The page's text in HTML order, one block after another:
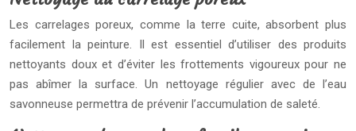
Les carrelages poreux, comme la terre cuite, absorbent plus
facilement la peinture. Il est essentiel d’utiliser des produits
nettoyants doux et d’éviter les frottements vigoureux pour ne
pas abîmer la surface. Un nettoyage régulier avec de l’eau
savonneuse permettra de prévenir l’accumulation de saleté.